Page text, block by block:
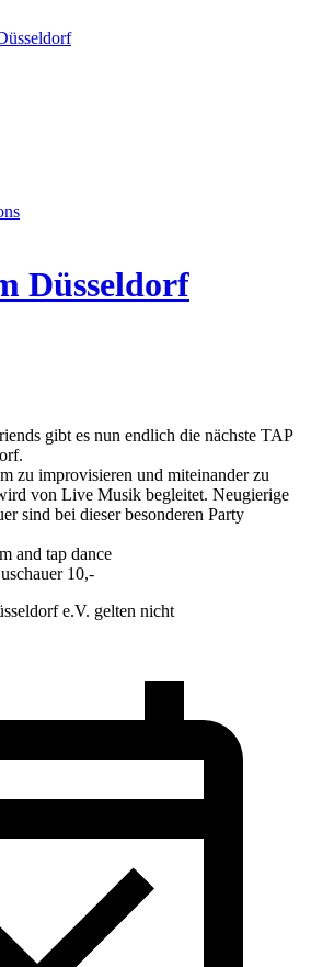
Düsseldorf
gibt es nun endlich die nächste TAP
zu improvisieren und miteinander zu
von Live Musik begleitet. Neugierige
sind bei dieser besonderen Party
and tap dance
10,-
e.V. gelten nicht